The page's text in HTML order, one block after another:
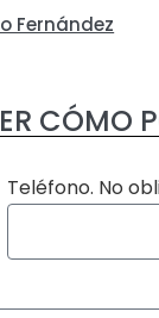
Fernández
CÓMO
Teléfono. No